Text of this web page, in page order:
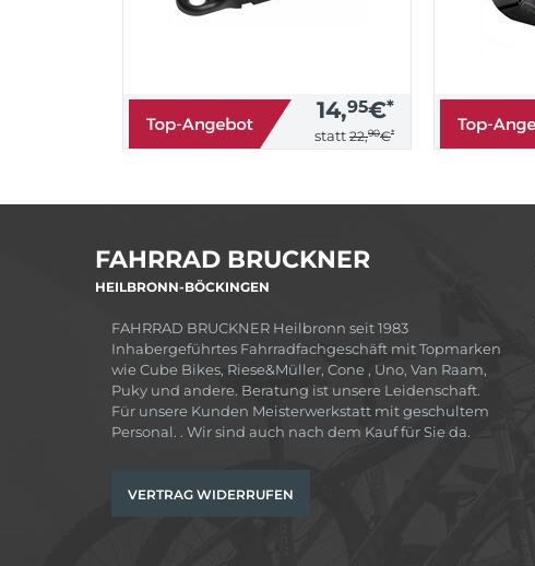
14,95€*
statt 22,90€*
FAHRRAD BRUCKNER
HEILBRONN-BÖCKINGEN
FAHRRAD BRUCKNER Heilbronn seit 1983
Inhabergeführtes Fahrradfachgeschäft mit Topmarken
wie Cube Bikes, Riese&Müller, Cone , Uno, Van Raam,
Puky und andere. Beratung ist unsere Leidenschaft.
Für unsere Kunden Meisterwerkstatt mit geschultem
Personal. . Wir sind auch nach dem Kauf für Sie da.
VERTRAG WIDERRUFEN